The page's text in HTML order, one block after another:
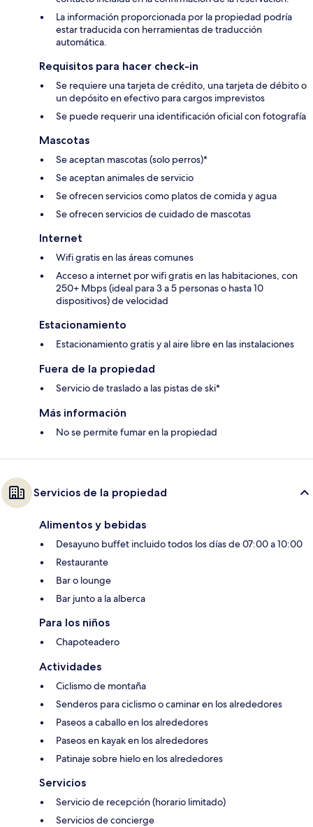
La información proporcionada por la propiedad podría
estar traducida con herramientas de traducción
automática.
Requisitos para hacer check-in
Se requiere una tarjeta de crédito, una tarjeta de débito o
un depósito en efectivo para cargos imprevistos
Se puede requerir una identificación oficial con fotografía
Mascotas
Se aceptan mascotas (solo perros)*
Se aceptan animales de servicio
Se ofrecen servicios como platos de comida y agua
Se ofrecen servicios de cuidado de mascotas
Internet
Wifi gratis en las áreas comunes
Acceso a internet por wifi gratis en las habitaciones, con
250+ Mbps (ideal para 3 a 5 personas o hasta 10
dispositivos) de velocidad
Estacionamiento
Estacionamiento gratis y al aire libre en las instalaciones
Fuera de la propiedad
Servicio de traslado a las pistas de ski*
Más información
No se permite fumar en la propiedad
Servicios de la propiedad
Alimentos y bebidas
Desayuno buffet incluido todos los días de 07:00 a 10:00
Restaurante
Bar o lounge
Bar junto a la alberca
Para los niños
Chapoteadero
Actividades
Ciclismo de montaña
Senderos para ciclismo o caminar en los alrededores
Paseos a caballo en los alrededores
Paseos en kayak en los alrededores
Patinaje sobre hielo en los alrededores
Servicios
Servicio de recepción (horario limitado)
Servicios de concierge